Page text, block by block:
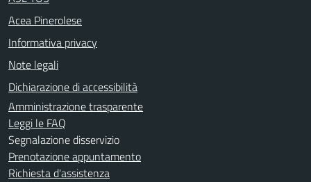
Acea Pinerolese
Informativa privacy
Note legali
Dichiarazione di accessibilità
Amministrazione trasparente
Leggi le FAQ
Segnalazione disservizio
Prenotazione appuntamento
Richiesta d'assistenza